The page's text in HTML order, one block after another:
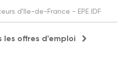
d'Ile-de-France - EPE IDF
les offres d'emploi